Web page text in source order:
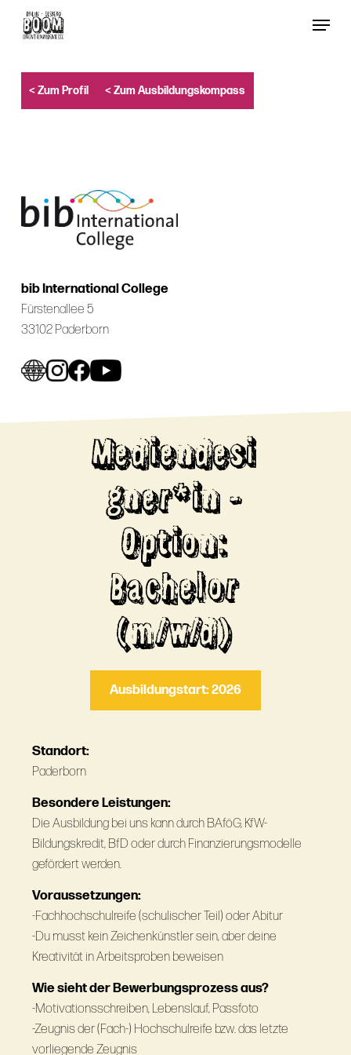
content
Menu
< Zum Profil < Zum Ausbildungskompass
bib International College
Fürstenallee 5
33102 Paderborn
Mediendesi
gner*in -
Option:
Bachelor
(m/w/d)
Ausbildungstart: 2026
Standort:
Paderborn
Besondere Leistungen:
Die Ausbildung bei uns kann durch BAföG, KfW-
Bildungskredit, BfD oder durch Finanzierungsmodelle
gefördert werden.
Voraussetzungen:
-Fachhochschulreife (schulischer Teil) oder Abitur
-Du musst kein Zeichenkünstler sein, aber deine
Kreativität in Arbeitsproben beweisen
Wie sieht der Bewerbungsprozess aus?
-Motivationsschreiben, Lebenslauf, Passfoto
-Zeugnis der (Fach-) Hochschulreife bzw. das letzte
vorliegende Zeugnis